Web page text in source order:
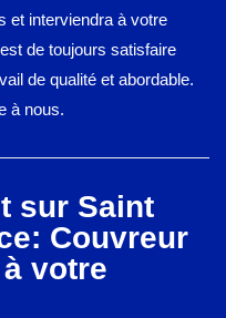
et interviendra à votre
de toujours satisfaire
de qualité et abordable.
à nous.
sur Saint
Couvreur
votre